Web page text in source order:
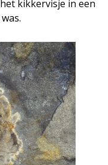
kikkervisje in een